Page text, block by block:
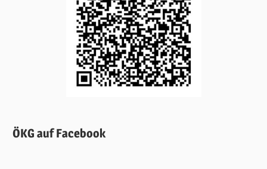
ÖKG auf Facebook